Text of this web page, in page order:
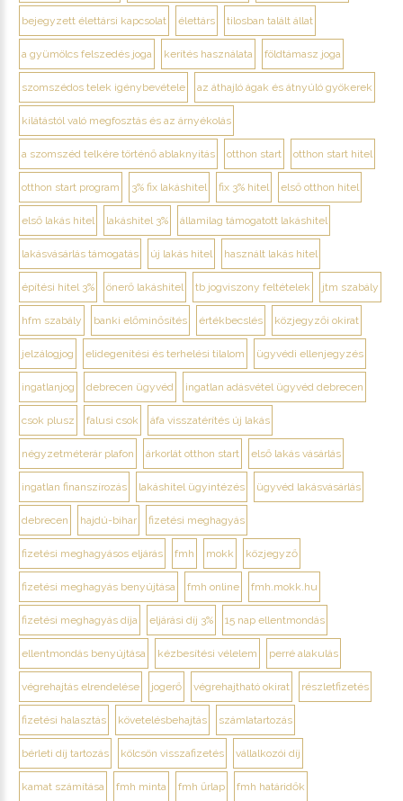
bejegyzett élettársi kapcsolat élettárs tilosban talált állat
a gyümölcs felszedés joga kerítés használata földtámasz joga
szomszédos telek igénybevétele az áthajló ágak és átnyúló gyökerek
kilátástól való megfosztás és az árnyékolás
a szomszéd telkére történő ablaknyitás otthon start otthon start hitel
otthon start program 3% fix lakáshitel fix 3% hitel első otthon hitel
első lakás hitel lakáshitel 3% államilag támogatott lakáshitel
lakásvásárlás támogatás új lakás hitel használt lakás hitel
építési hitel 3% önerő lakáshitel tb jogviszony feltételek jtm szabály
hfm szabály banki előminősítés értékbecslés közjegyzői okirat
jelzálogjog elidegenítési és terhelési tilalom ügyvédi ellenjegyzés
ingatlanjog debrecen ügyvéd ingatlan adásvétel ügyvéd debrecen
csok plusz falusi csok áfa visszatérítés új lakás
négyzetméterár plafon árkorlát otthon start első lakás vásárlás
ingatlan finanszírozás lakáshitel ügyintézés ügyvéd lakásvásárlás
debrecen hajdú-bihar fizetési meghagyás
fizetési meghagyásos eljárás fmh mokk közjegyző
fizetési meghagyás benyújtása fmh online fmh.mokk.hu
fizetési meghagyás díja eljárási díj 3% 15 nap ellentmondás
ellentmondás benyújtása kézbesítési vélelem perré alakulás
végrehajtás elrendelése jogerő végrehajtható okirat részletfizetés
fizetési halasztás követelésbehajtás számlatartozás
bérleti díj tartozás kölcsön visszafizetés vállalkozói díj
kamat számítása fmh minta fmh űrlap fmh határidők